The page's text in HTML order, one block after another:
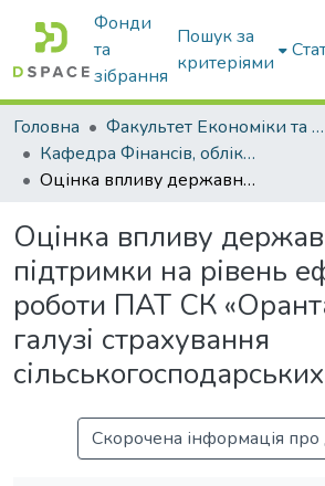
Фонди
та
зібрання
Пошук за
критеріями
Головна
Факультет Економіки та бізнесу
Кафедра Фінансів, обліку і оподаткування
Оцінка впливу державної підтримки на рівень ефективності роботи ПАТ СК «Оранта-Січ» в галузі страхування сільськогосподарських ризиків
Оцінка впливу
підтримки на рівень
роботи ПАТ СК
галузі страхування
Скорочена інформація